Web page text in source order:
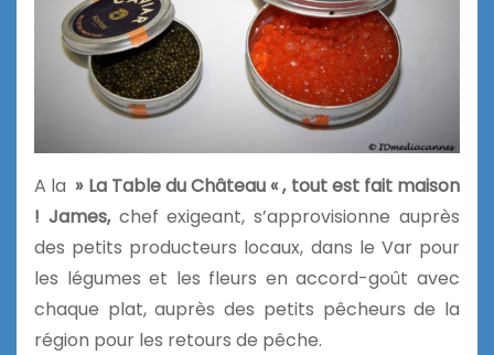
A la » La Table du Château « , tout est fait maison
! James,chef exigeant, s’approvisionne auprès
des petits producteurs locaux, dans le Var pour
les légumes et les fleurs en accord-goût avec
chaque plat, auprès des petits pêcheurs de la
région pour les retours de pêche.